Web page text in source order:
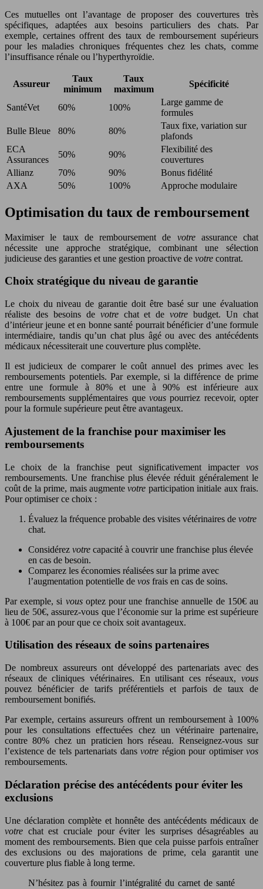
Ces mutuelles ont l’avantage de proposer des couvertures très
spécifiques, adaptées aux besoins particuliers des chats. Par
exemple, certaines offrent des taux de remboursement supérieurs
pour les maladies chroniques fréquentes chez les chats, comme
l’insuffisance rénale ou l’hyperthyroïdie.
Assureur
Taux
minimum
Taux
maximum
Spécificité
SantéVet 60% 100%
Large gamme de
formules
Bulle Bleue
80% 80%
Taux fixe, variation sur
plafonds
ECA
Assurances
50% 90%
Flexibilité des
couvertures
Allianz
70% 90%
Bonus fidélité
AXA
50% 100% Approche modulaire
Optimisation du taux de remboursement
Maximiser le taux de remboursement de votre assurance chat
nécessite une approche stratégique, combinant une sélection
judicieuse des garanties et une gestion proactive de votre contrat.
Choix stratégique du niveau de garantie
Le choix du niveau de garantie doit être basé sur une évaluation
réaliste des besoins de votre chat et devotrebudget. Un chat
d’intérieur jeune et en bonne santé pourrait bénéficier d’une formule
intermédiaire, tandis qu’un chat plus âgé ou avec des antécédents
médicaux nécessiterait une couverture plus complète.
Il est judicieux de comparer le coût annuel des primes avec les
remboursements potentiels. Par exemple, si la différence de prime
entre une formule à 80% et une à 90% est inférieure aux
remboursements supplémentaires que vouspourriez recevoir, opter
pour la formule supérieure peut être avantageux.
Ajustement de la franchise pour maximiser les
remboursements
Le choix de la franchise peut significativement impacter vos
remboursements. Une franchise plus élevée réduit généralement le
coût de la prime, mais augmentevotre participation initiale aux frais.
Pour optimiser ce choix :
Évaluez la fréquence probable des visites vétérinaires de votre
chat.
Considérez votre capacité à couvrir une franchise plus élevée
en cas de besoin.
Comparez les économies réalisées sur la prime avec
l’augmentation potentielle de vos frais en cas de soins.
Par exemple, si vousoptez pour une franchise annuelle de 150€ au
lieu de 50€, assurez-vous que l’économie sur la prime est supérieure
à 100€ par an pour que ce choix soit avantageux.
Utilisation des réseaux de soins partenaires
De nombreux assureurs ont développé des partenariats avec des
réseaux de cliniques vétérinaires. En utilisant ces réseaux, vous
pouvez bénéficier de tarifs préférentiels et parfois de taux de
remboursement bonifiés.
Par exemple, certains assureurs offrent un remboursement à 100%
pour les consultations effectuées chez un vétérinaire partenaire,
contre 80% chez un praticien hors réseau. Renseignez-vous sur
l’existence de tels partenariats dansvotre région pour optimiservos
remboursements.
Déclaration précise des antécédents pour éviter les
exclusions
Une déclaration complète et honnête des antécédents médicaux de
votre chat est cruciale pour éviter les surprises désagréables au
moment des remboursements. Bien que cela puisse parfois entraîner
des exclusions ou des majorations de prime, cela garantit une
couverture plus fiable à long terme.
N’hésitez pas à fournir l’intégralité du carnet de santé